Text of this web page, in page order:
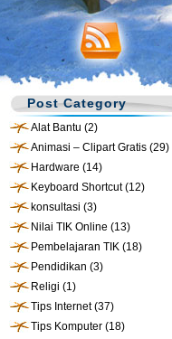
Post Category
Alat Bantu (2)
Animasi – Clipart Gratis (29)
Hardware (14)
Keyboard Shortcut(12)
konsultasi (3)
Nilai TIK Online (13)
Pembelajaran TIK (18)
Pendidikan (3)
Religi (1)
Tips Internet(37)
Tips Komputer (18)